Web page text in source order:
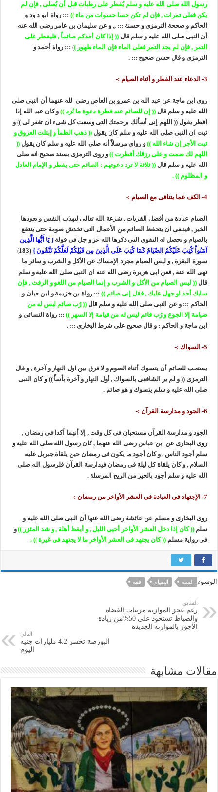
رسول الله صلى الله عليه و سلم يُفطر على رطبات قبل أن يُصلى , فإن لم
يكن فعلى تمرات , فإن لم تكن حسا حسوات من ماء )) ::: رواة ابو داود و
الحاكم و صححة الترمزى و حسنة ::: ,, و عن سليمان بن عامر رضى الله عنه
أن النبى صلى الله عليه و سلم قال (( إذا كان أحدكم صائماً , فليفطر على
التمر , فإن لم يجد التمر فعلى الماء فإن الماء طهور )) ::: رواة أحمد و
الترمزى و قال حسن صحيح ::: .
3- الدعاء عند الفطر و أثناء الصيام :-
روى ابن ماجة عن عبد الله بن عمرو بن العاص رضى الله عنهما أن النبى صلى
الله عليه و سلم قال(( إن للصائم عند فطرة دعوة ما تُرد )) و كان عبد الله إذا
افطر يقول (( اللهم إنى أسألك برحمتك التى وسعت كل شىء ان تغفر لى )) و
ثبت ان النبى صلى الله عليه و سلم كان يقول(( ذهب الظمأ و إبتلت العروق و
ثبت الأجر إن شاء الله )) و رواى مرسلاً أنه صلى الله عليه و سلم كان يقول((
اللهم لك صمت و على رزقك أفطرت )) و روى الترمزى بسند صحيح انه صلى
الله عليه و سلم قال(( ثلاثة لا ترد دعوتهم : الصائم حتى يفطر و الإمام العادل
و المظلوم )) .
4- الكف عما يتنافى مع الصيام :-
الصيام عبادة من أفضل القربات , شرعة الله تعالى ليهذب النفس و يعودها
الخير , فينبغى ان يتحفظ الصائم من الأعمال التى تخدش صومة حتى ينتفع
بالصيام و تحصل له التقوى التى ذكرها الله عز و جل فى قولة { يَا أَيُّهَا الَّذِينَ
آمَنُواْ كُتِبَ عَلَيْكُمُ الصِّيَامُ كَمَا كُتِبَ عَلَى الَّذِينَ مِن قَبْلِكُمْ لَعَلَّكُمْ تَتَّقُونَ }
(183)
سورة البقرة , و ليس الصيام مجرد الإمساك عن الأكل و الشرب و سائر ما
نهى الله عنه , فعن ابى هريرة رضى الله عنه ان النبى صلى الله عليه و سلم
قال(( ليس الصيام من الأكل و الشرب و إنما الصيام من اللغو و الرفث , فإن
سابك أحد او جهل عليك , فقل إنى صائم )) ::: رواة بن خزيمة و ابن حبان و
الحاكم ::: و عن النبى صلى الله عليه و سلم قال(( رُب صائم ليس له من
صيامة إلا الجوع و رُب قائم ليس له من قيامة إلا السهر )) ::: رواة النسائى و
ابن ماجة و الحاكم : و قال صحيح على شرط البخارى ::: .
5- السواك :-
يستحب للصائم أن يتسوك أثناء الصوم و لا فرق بين اول النهار و آخرة , و قال
الترمزى (( و لم ير الشافعى بالسواك , أول النهار و آخرة بأساً )) و كان النبى
صلى الله عليه و سلم يتسوك و هو صائم .
6- الجود و مدارسة القرآن :-
الجود و مدارسة القرآن مستحبان فى كل وقت , إلا أنهما آكدا فى رمضان ,
روى البخارى عن ابن عباس رضى الله عنهما , كان رسول الله صلى الله عليه و
سلم أجود الناس , و كان أجود ما يكون فى رمضان حين يلقاة جبريل عليه
السلام , و كان يلقاة كل ليلة فى رمضان فيدارسة القرآن فلرسول الله صلى
الله عليه و سلم أجود بالخير من الريح المرسلة .
7- الإجتهاد فى العبادة فى العشر الأواخر من رمضان :-
روى البخارى و مسلم عن عائشة رضى الله عنها أن النبى صلى الله عليه و
سلم(( كان إذا دخل العشر الأواخر أحيى الليل , و أيقظ أهلة , و شد المئزر )) و
فى رواية مسلم(( كان يجتهد فى العشر الأواخر ما لا يجتهد فى غيرة )) .
الوسوم السنه الصيام فقه
السابق
رغم عجز الموازنة مرتبات القضاة
والضباط تستحوذ على 50%من زيادة
الأجور بالموازنة الجديدة
التالي
البورصة تخسر 4.2 مليارات جنيه
اليوم
مقالات مشابهة